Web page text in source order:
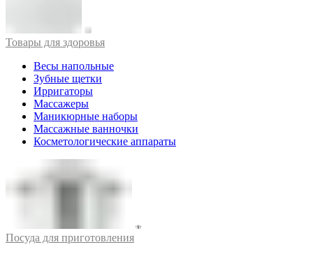
Товары для здоровья
Весы напольные
Зубные щетки
Ирригаторы
Массажеры
Маникюрные наборы
Массажные ванночки
Косметологические аппараты
Посуда для приготовления